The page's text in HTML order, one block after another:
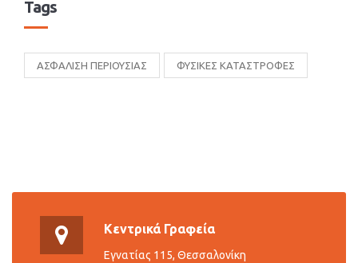
Tags
ΑΣΦΑΛΙΣΗ ΠΕΡΙΟΥΣΙΑΣ ΦΥΣΙΚΕΣ ΚΑΤΑΣΤΡΟΦΕΣ
Κεντρικά Γραφεία
Εγνατίας 115, Θεσσαλονίκη